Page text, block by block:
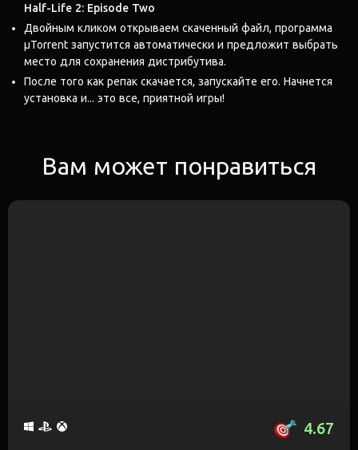
Half-Life 2: Episode Two
Двойным кликом открываем скаченный файл, программа
μTorrent запустится автоматически и предложит выбрать
место для сохранения дистрибутива.
После того как репак скачается, запускайте его. Начнется
установка и... это все, приятной игры!
Вам может понравиться
4.67